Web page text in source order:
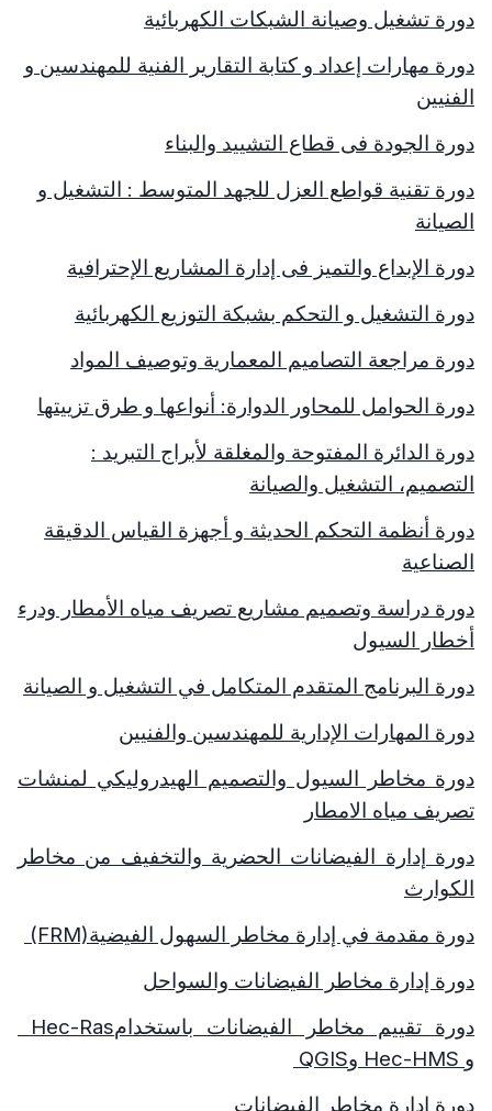
دورة تشغيل وصيانة الشبكات الكهربائية
دورة مهارات إعداد و كتابة التقارير الفنية للمهندسين و
الفنيين
دورة الجودة فى قطاع التشييد والبناء
دورة تقنية قواطع العزل للجهد المتوسط : التشغيل و
الصيانة
دورة الإبداع والتميز فى إدارة المشاريع الإحترافية
دورة التشغيل و التحكم بشبكة التوزيع الكهربائية
دورة مراجعة التصاميم المعمارية وتوصيف المواد
دورة الحوامل للمحاور الدوارة: أنواعها و طرق تزييتها
دورة الدائرة المفتوحة والمغلقة لأبراج التبريد :
التصميم، التشغيل والصيانة
دورة أنظمة التحكم الحديثة و أجهزة القياس الدقيقة
الصناعية
دورة دراسة وتصميم مشاريع تصريف مياه الأمطار ودرء
أخطار السيول
دورة البرنامج المتقدم المتكامل في التشغيل و الصيانة
دورة المهارات الإدارية للمهندسين والفنيين
دورة مخاطر السيول والتصميم الهيدروليكي لمنشات
تصريف مياه الامطار
دورة إدارة الفيضانات الحضرية والتخفيف من مخاطر
الكوارث
دورة مقدمة في إدارة مخاطر السهول الفيضية(FRM)
دورة إدارة مخاطر الفيضانات والسواحل
دورة تقييم مخاطر الفيضانات باستخدامHec-Ras
وHec-HMS وQGIS
دورة إدارة مخاطر الفيضانات